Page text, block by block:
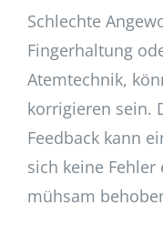
Schlechte
Fingerhaltung
Atemtechnik,
korrigieren sein.
Feedback kann
sich keine
mühsam